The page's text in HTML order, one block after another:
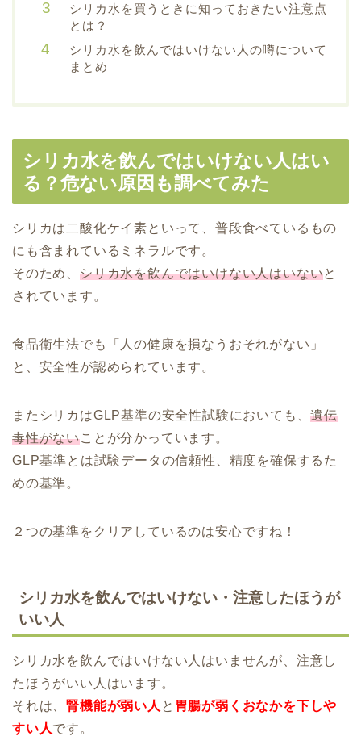
シリカ水を買うときに知っておきたい注意点
とは？
シリカ水を飲んではいけない人の噂について
まとめ
シリカ水を飲んではいけない人はい
る？危ない原因も調べてみた
シリカは二酸化ケイ素といって、普段食べているもの
にも含まれているミネラルです。
そのため、 シリカ水を飲んではいけない人はいないと
されています。
食品衛生法でも「人の健康を損なうおそれがない」
と、安全性が認められています。
またシリカはGLP基準の安全性試験においても、遺伝
毒性がないことが分かっています。
GLP基準とは試験データの信頼性、精度を確保するた
めの基準。
２つの基準をクリアしているのは安心ですね！
シリカ水を飲んではいけない・注意したほうが
いい人
シリカ水を飲んではいけない人はいませんが、注意し
たほうがいい人はいます。
それは、腎機能が弱い人 と 胃腸が弱くおなかを下しや
すい人です。